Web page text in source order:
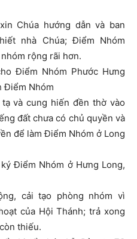
xin Chúa hướng dẫn và ban
nhà Chúa; Điểm Nhóm
rộng rãi hơn.
Điểm Nhóm Phước Hưng
Điểm Nhóm
tạ và cung hiến đền thờ vào
đất chưa có chủ quyền và
để làm Điểm Nhóm ở Long
Điểm Nhóm ở Hưng Long,
cải tạo phòng nhóm vì
của Hội Thánh; trả xong
thiếu.